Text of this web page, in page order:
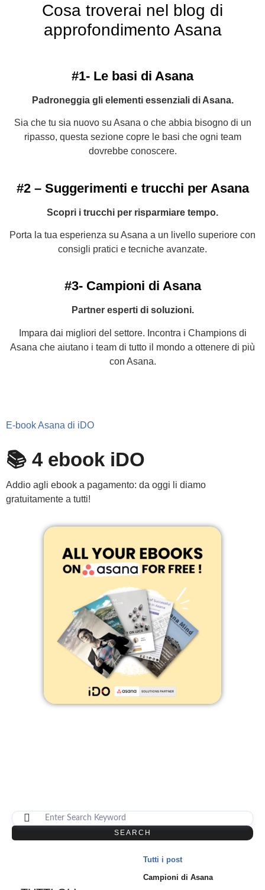
Cosa troverai nel blog di
approfondimento Asana
#1- Le basi di Asana
Padroneggia gli elementi essenziali di Asana.
Sia che tu sia nuovo su Asana o che abbia bisogno di un
ripasso, questa sezione copre le basi che ogni team
dovrebbe conoscere.
#2 – Suggerimenti e trucchi per Asana
Scopri i trucchi per risparmiare tempo.
Porta la tua esperienza su Asana a un livello superiore con
consigli pratici e tecniche avanzate.
#3- Campioni di Asana
Partner esperti di soluzioni.
Impara dai migliori del settore. Incontra i Champions di
Asana che aiutano i team di tutto il mondo a ottenere di più
con Asana.
E-book Asana di iDO
📚 4 ebook iDO
Addio agli ebook a pagamento: da oggi li diamo
gratuitamente a tutti!
SEARCH
Tutti i post
Campioni di Asana